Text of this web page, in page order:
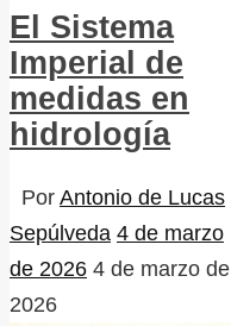
El Sistema
Imperial de
medidas en
hidrología
Por Antonio de Lucas
Sepúlveda 4 de marzo
de 2026 4 de marzo de
2026